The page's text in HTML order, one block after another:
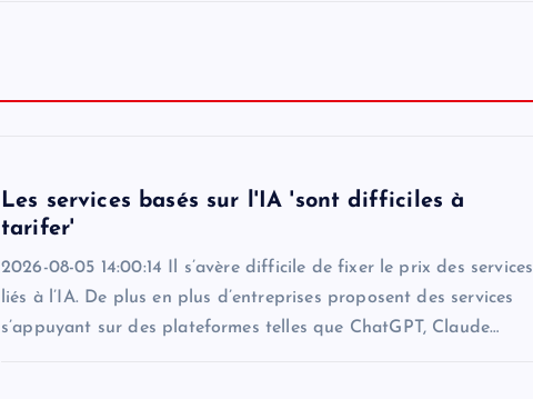
Les services basés sur l'IA 'sont difficiles à
tarifer'
2026-08-05 14:00:14 Il s’avère difficile de fixer le prix des services
liés à l’IA. De plus en plus d’entreprises proposent des services
s’appuyant sur des plateformes telles que ChatGPT, Claude…